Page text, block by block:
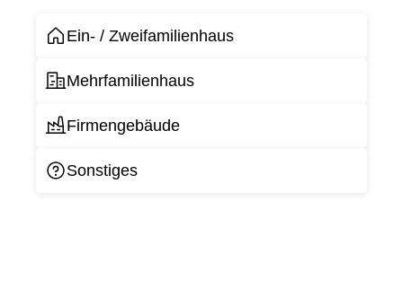
Ein- / Zweifamilienhaus
Mehrfamilienhaus
Firmengebäude
Sonstiges